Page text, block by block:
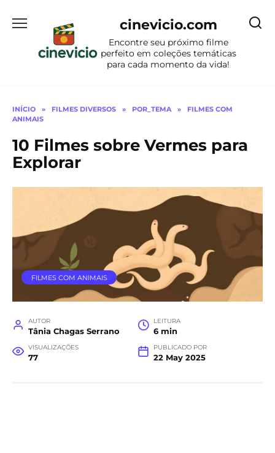
para
conteúdo
cinevicio.com
Encontre seu próximo filme
perfeito em coleções temáticas
para cada momento da vida!
INÍCIO » FILMES DIVERSOS » POR_TEMA »
FILMES COM
ANIMAIS
10 Filmes sobre Vermes para
Explorar
FILMES COM ANIMAIS
AUTOR
Tânia Chagas Serrano
LEITURA
6 min
VISUALIZAÇÕES
77
PUBLICADO POR
22 May 2025